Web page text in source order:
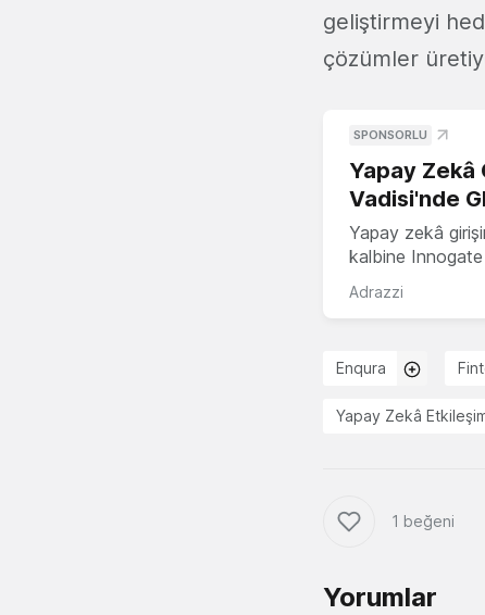
geliştirmeyi
çözümler
SPONSORLU
Yapay Zekâ
Vadisi'nde
Yapay zekâ
kalbine Innogate
Adrazzi
Enqura
Yapay Zekâ
1 beğeni
Yorumlar